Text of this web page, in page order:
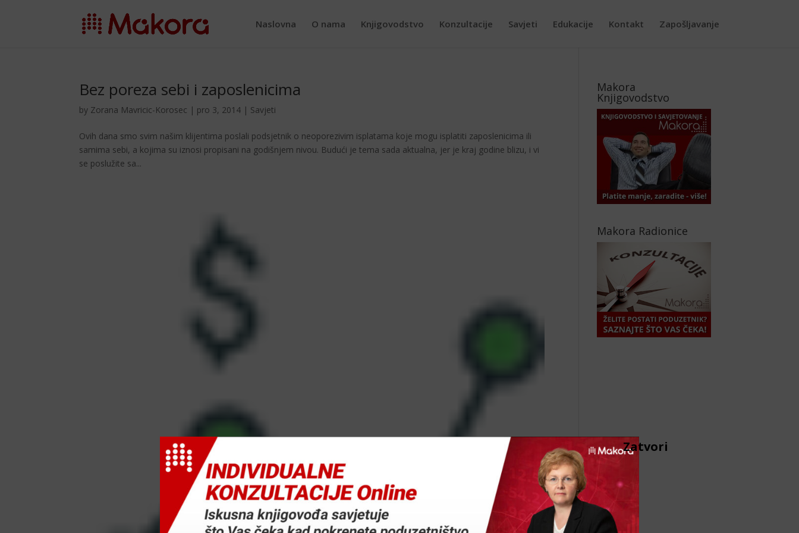
Naslovna O nama Knjigovodstvo Konzultacije Savjeti Edukacije Kontakt Zapošljavanje
Bez poreza sebi i zaposlenicima
by Zorana Mavricic-Korosec | pro 3, 2014| Savjeti
Ovih dana smo svim na­šim klijentima poslali podsjetnik o neoporezivim is­platama koje mogu isplatiti zaposlenicima ili
samima sebi, a kojima su iznosi pro­pisani na godišnjem nivou. Budući je tema sada aktualna, jer je kraj godine blizu, i vi
se poslužite sa...
Makora
Knjigovodstvo
Makora Radionice
Zatvori